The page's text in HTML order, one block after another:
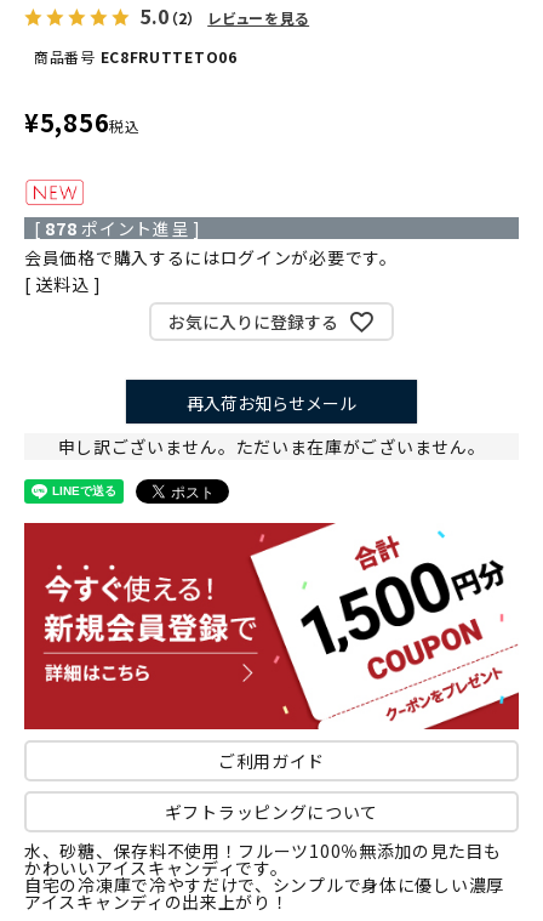
5.0 （2）
レビューを見る
商品番号 EC8FRUTTETO06
¥5,856税込
[ 878 ポイント進呈 ]
会員価格で購入するにはログインが必要です。
送料込
お気に入りに登録する
再入荷お知らせメール
申し訳ございません。ただいま在庫がございません。
ご利用ガイド
ギフトラッピングについて
水、砂糖、保存料不使用！フルーツ100％無添加の見た目も
かわいいアイスキャンディです。
自宅の冷凍庫で冷やすだけで、シンプルで身体に優しい濃厚
アイスキャンディの出来上がり！